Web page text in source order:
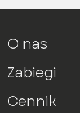
O nas
Zabiegi
Cennik